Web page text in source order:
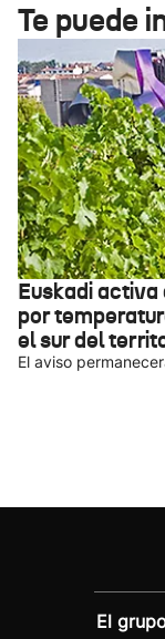
Te puede
Euskadi
por
el sur del
El aviso
El